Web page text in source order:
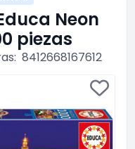
Neon
piezas
8412668167612